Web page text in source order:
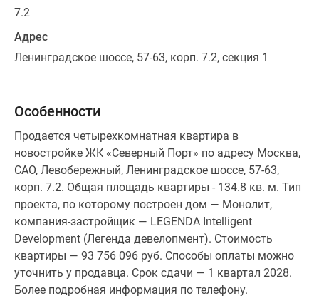
7.2
Адрес
Ленинградское шоссе, 57-63, корп. 7.2, секция 1
Особенности
Продается четырехкомнатная квартира в
новостройке ЖК «Северный Порт» по адресу Москва,
САО, Левобережный, Ленинградское шоссе, 57-63,
корп. 7.2. Общая площадь квартиры - 134.8 кв. м. Тип
проекта, по которому построен дом — Монолит,
компания-застройщик — LEGENDA Intelligent
Development (Легенда девелопмент). Стоимость
квартиры — 93 756 096 руб. Способы оплаты можно
уточнить у продавца. Срок сдачи — 1 квартал 2028.
Более подробная информация по телефону.